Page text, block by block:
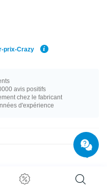
prix-Crazy
avis positifs
chez le fabricant
d'expérience